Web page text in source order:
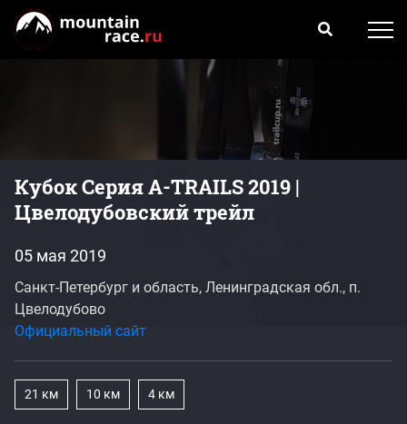
Кубок Серия A-TRAILS 2019 |
Цвелодубовский трейл
05 мая 2019
Санкт-Петербург и область, Ленинградская обл., п.
Цвелодубово
Официальный сайт
21 км 10 км 4 км